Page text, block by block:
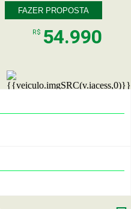
FAZER PROPOSTA
R$ 54.990